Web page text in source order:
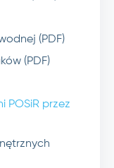
(PDF)
(PDF)
POSiR przez